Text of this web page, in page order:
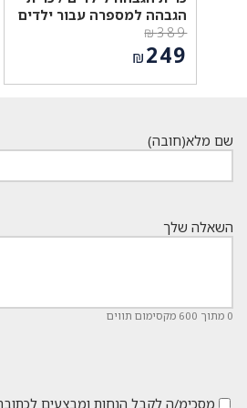
הגבהה למספרה עבור ילדים
₪389
המחיר
המקורי
היה:
₪249
שם מלא(חובה)
השאלה שלך
0 מתוך 600 מקסימום תווים
מסכימ/ה לקבל הנחות ומבצעים